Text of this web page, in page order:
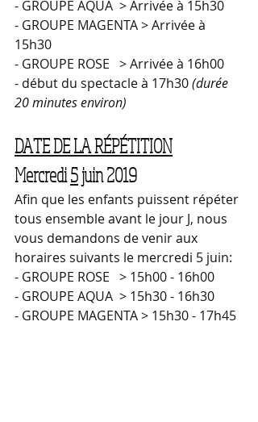
- GROUPE AQUA  > Arrivée à 15h30
- GROUPE MAGENTA > Arrivée à
15h30
- GROUPE ROSE   > Arrivée à 16h00
- début du spectacle à 17h30 (durée
20 minutes environ)
DATE DE LA RÉPÉTITION
Mercredi 5 juin 2019
Afin que les enfants puissent répéter
tous ensemble avant le jour J, nous
vous demandons de venir aux
horaires suivants le mercredi 5 juin:
- GROUPE ROSE   > 15h00 - 16h00
- GROUPE AQUA  > 15h30 - 16h30
- GROUPE MAGENTA > 15h30 - 17h45